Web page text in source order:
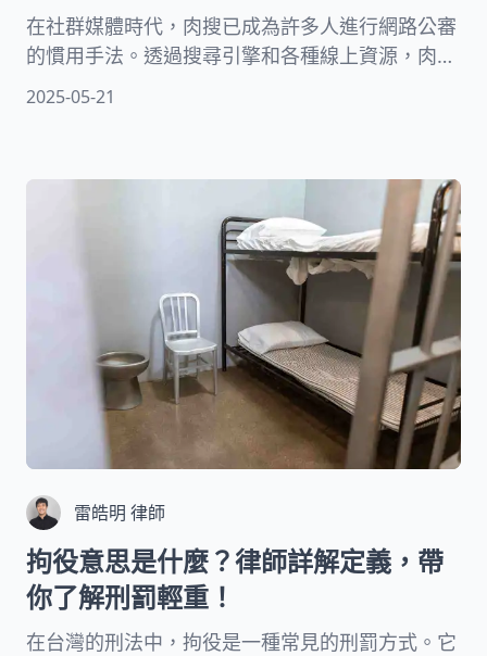
在社群媒體時代，肉搜已成為許多人進行網路公審
的慣用手法。透過搜尋引擎和各種線上資源，肉搜
者能迅速找出特定對象的個人資訊，並加以散布。
2025-05-21
雷皓明 律師
拘役意思是什麼？律師詳解定義，帶
你了解刑罰輕重！
在台灣的刑法中，拘役是一種常見的刑罰方式。它